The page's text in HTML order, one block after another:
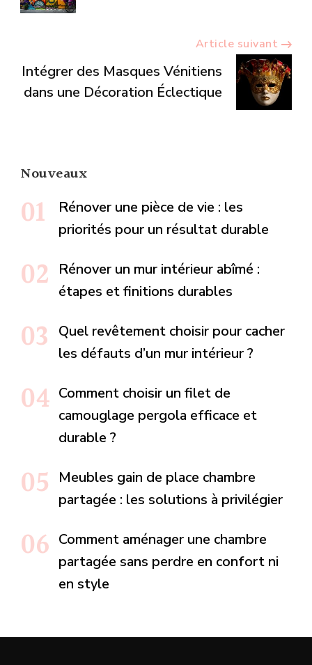
Article suivant
Intégrer des Masques Vénitiens
dans une Décoration Éclectique
Nouveaux
Rénover une pièce de vie : les
priorités pour un résultat durable
Rénover un mur intérieur abîmé :
étapes et finitions durables
Quel revêtement choisir pour cacher
les défauts d’un mur intérieur ?
Comment choisir un filet de
camouglage pergola efficace et
durable ?
Meubles gain de place chambre
partagée : les solutions à privilégier
Comment aménager une chambre
partagée sans perdre en confort ni
en style